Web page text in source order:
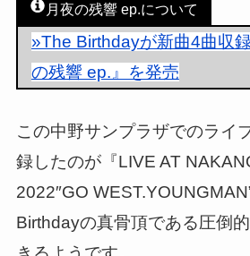
月夜の残響 ep.について
»The Birthdayが新曲4曲収
の残響 ep.』を発売
この中野サンプラザでのライ
録したのが『LIVE AT
2022″GO
Birthdayの真骨頂である圧倒